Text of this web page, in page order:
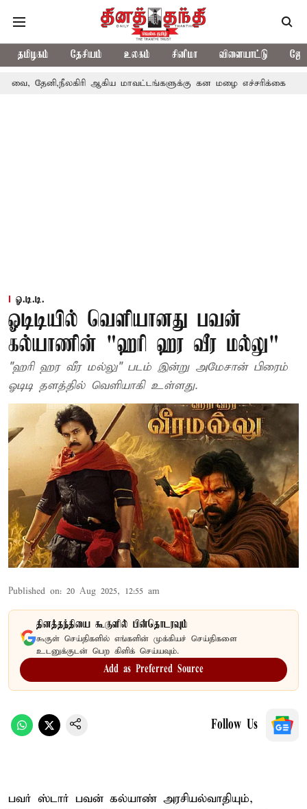
தமிழகம் தேசியம் உலகம் சினிமா விளையாட்டு
ஆகிய மாவட்டங்களுக்கு கன மழை எச்சரிக்கை
ஓ.டி.டி.
ஓடிடியில் வெளியானது பவன்
கல்யாணின் "ஹரி ஹர வீர மல்லு"
"ஹரி ஹர வீர மல்லு" படம் இன்று அமேசான் பிரைம்
ஓடிடி தளத்தில் வெளியாகி உள்ளது.
Published on: 20 Aug 2025, 12:55 am
தினத்தந்தியை கூகுளில் பின்தொடரவும்
கூகுள் செய்திகளில் எங்களின் முக்கியச் செய்திகளை
உடனுக்குடன் பெற கிளிக் செய்யவும்.
Add as Preferred Source
Follow Us
பவர் ஸ்டார் பவன் கல்யாண் அரசியல்வாதியும்,